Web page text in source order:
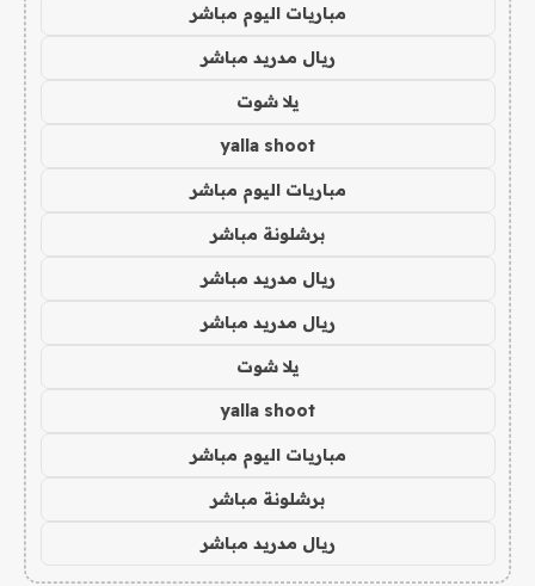
مباريات اليوم مباشر
ريال مدريد مباشر
يلا شوت
yalla shoot
مباريات اليوم مباشر
برشلونة مباشر
ريال مدريد مباشر
ريال مدريد مباشر
يلا شوت
yalla shoot
مباريات اليوم مباشر
برشلونة مباشر
ريال مدريد مباشر